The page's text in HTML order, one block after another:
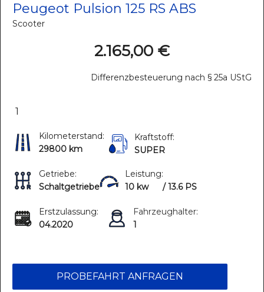
Peugeot Pulsion 125 RS ABS
Scooter
2.165,00 €
Differenzbesteuerung nach § 25a UStG
1
Kilometerstand:
29800 km
Kraftstoff:
SUPER
Getriebe:
Schaltgetriebe
Leistung:
10 kw
/ 13.6 PS
Erstzulassung:
04.2020
Fahrzeughalter:
1
PROBEFAHRT ANFRAGEN